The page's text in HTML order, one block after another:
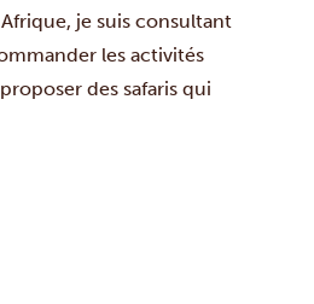
je suis consultant
les activités
des safaris qui